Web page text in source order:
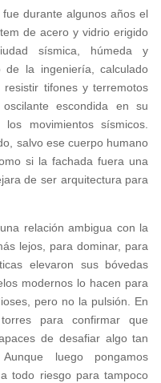
durante algunos años el
de acero y vidrio erigido
sísmica, húmeda y
de la ingeniería, calculado
tifones y terremotos
escondida en su
movimientos sísmicos.
salvo ese cuerpo humano
si la fachada fuera una
de ser arquitectura para
relación ambigua con la
lejos, para dominar, para
elevaron sus bóvedas
modernos lo hacen para
pero no la pulsión. En
para confirmar que
de desafiar algo tan
luego pongamos
todo riesgo para tampoco